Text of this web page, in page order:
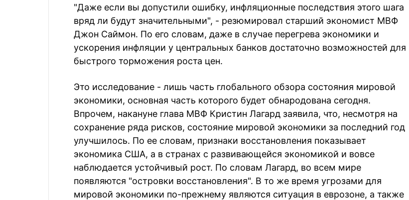
"Даже если вы допустили ошибку, инфляционные последствия этого шага
вряд ли будут значительными", - резюмировал старший экономист МВФ
Джон Саймон. По его словам, даже в случае перегрева экономики и
ускорения инфляции у центральных банков достаточно возможностей для
быстрого торможения роста цен.
Это исследование - лишь часть глобального обзора состояния мировой
экономики, основная часть которого будет обнародована сегодня.
Впрочем, накануне глава МВФ Кристин Лагард заявила, что, несмотря на
сохранение ряда рисков, состояние мировой экономики за последний год
улучшилось. По ее словам, признаки восстановления показывает
экономика США, а в странах с развивающейся экономикой и вовсе
наблюдается устойчивый рост. По словам Лагард, во всем мире
появляются "островки восстановления". В то же время угрозами для
мировой экономики по-прежнему являются ситуация в еврозоне, а также